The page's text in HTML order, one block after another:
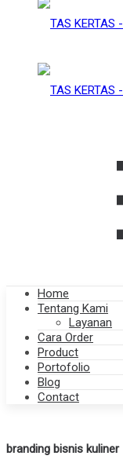
BAG
Home
Tentang Kami
Layanan
Cara Order
Product
Portofolio
Blog
Contact
branding bisnis kuliner